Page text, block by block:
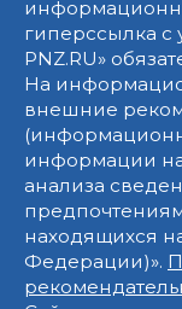
гиперссылка с
PNZ.RU»
На
внешние
информации на
анализа
находящихся
Федерации)».